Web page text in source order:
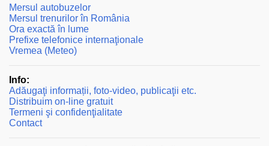
Mersul autobuzelor
Mersul trenurilor în România
Ora exactă în lume
Prefixe telefonice internaţionale
Vremea (Meteo)
Info:
Adăugaţi informații, foto-video, publicaţii etc.
Distribuim on-line gratuit
Termeni şi confidenţialitate
Contact